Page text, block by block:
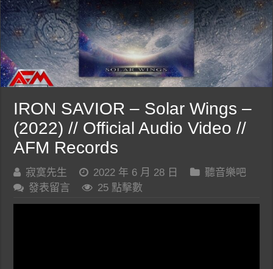
IRON SAVIOR – Solar Wings –
(2022) // Official Audio Video //
AFM Records
寂寞先生 2022 年 6 月 28 日
聽音樂吧
發表留言
25 點擊數